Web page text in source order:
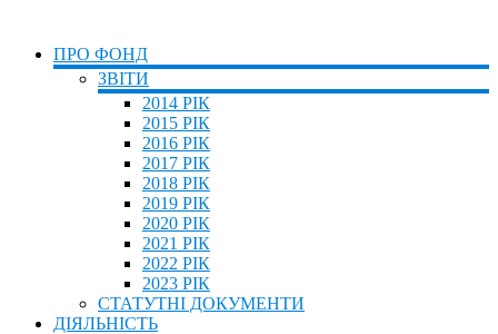
ПРО ФОНД
ЗВІТИ
2014 РІК
2015 РІК
2016 РІК
2017 РІК
2018 РІК
2019 РІК
2020 РІК
2021 РІК
2022 РІК
2023 РІК
СТАТУТНІ ДОКУМЕНТИ
ДІЯЛЬНІСТЬ